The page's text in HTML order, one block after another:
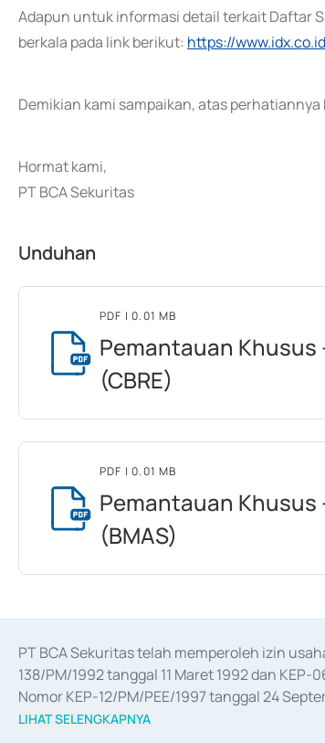
Adapun untuk informasi detail terkait Daftar
berkala pada link berikut: https://
Demikian kami sampaikan, atas
Hormat kami,
PT BCA Sekuritas
Unduhan
PDF | 0.01 MB
Pemantauan Khusus
(CBRE)
PDF | 0.01 MB
Pemantauan Khusus
(BMAS)
PT BCA Sekuritas telah memperoleh izin
138/PM/1992 tanggal 11 Maret 1992 dan
Nomor KEP-12/PM/PEE/1997 tanggal 24
merger, akuisisi, divestasi, dan
LIHAT SELENGKAPNYA